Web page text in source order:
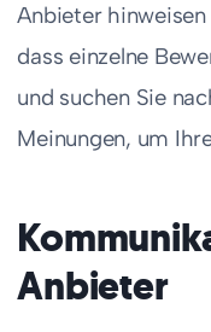
Anbieter
dass einzelne
und suchen Sie
Meinungen, um
Anbieter